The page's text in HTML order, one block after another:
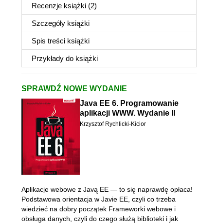
Recenzje książki (2)
Szczegóły książki
Spis treści książki
Przykłady do książki
SPRAWDŹ NOWE WYDANIE
Java EE 6. Programowanie
aplikacji WWW. Wydanie II
Krzysztof Rychlicki-Kicior
Aplikacje webowe z Javą EE — to się naprawdę opłaca!
Podstawowa orientacja w Javie EE, czyli co trzeba
wiedzieć na dobry początek Frameworki webowe i
obsługa danych, czyli do czego służą biblioteki i jak